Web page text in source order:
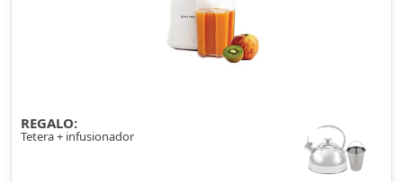
REGALO:
Tetera + infusionador